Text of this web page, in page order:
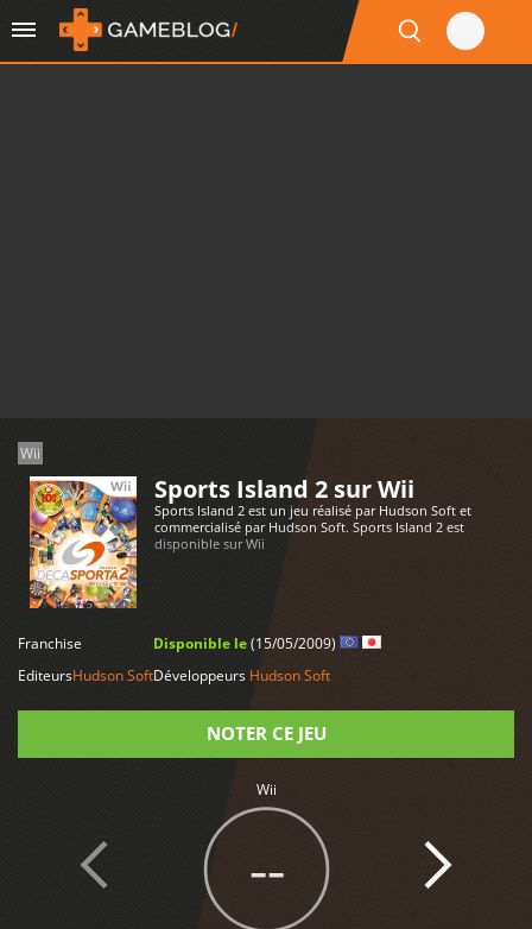
Wii
Sports Island 2 sur Wii
Sports Island 2 est un jeu réalisé par Hudson Soft et
commercialisé par Hudson Soft. Sports Island 2 est
disponible sur Wii
Franchise
EditeursHudson Soft
Disponible le(15/05/2009)
Développeurs Hudson Soft
NOTER CE JEU
Wii
--